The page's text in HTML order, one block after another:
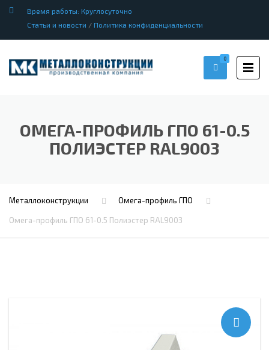
Время работы: Круглосуточно
Статьи и новости / Политика конфиденциальности
0
ОМЕГА-ПРОФИЛЬ ГПО 61-0.5
ПОЛИЭСТЕР RAL9003
Металлоконструкции Омега-профиль ГПО
Омега-профиль ГПО 61-0.5 Полиэстер RAL9003